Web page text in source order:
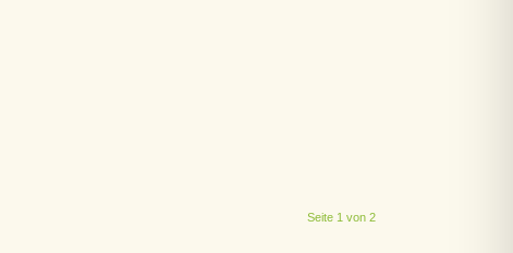
Seite 1 von 2